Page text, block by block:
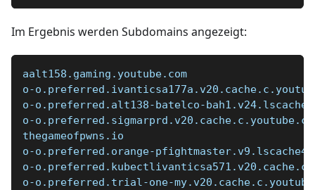
Im Ergebnis werden Subdomains angezeigt:
aalt158.gaming.youtube.com
o-
o-o.preferred.alt138-batelco-
o-
thegameofpwns.io
o-o.preferred.orange-
o-
o-o.preferred.trial-one-